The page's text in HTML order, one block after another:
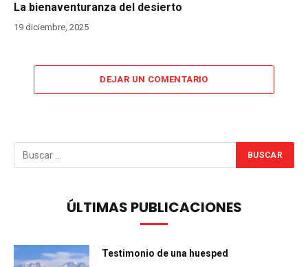
La bienaventuranza del desierto
19 diciembre, 2025
DEJAR UN COMENTARIO
ÚLTIMAS PUBLICACIONES
Testimonio de una huesped